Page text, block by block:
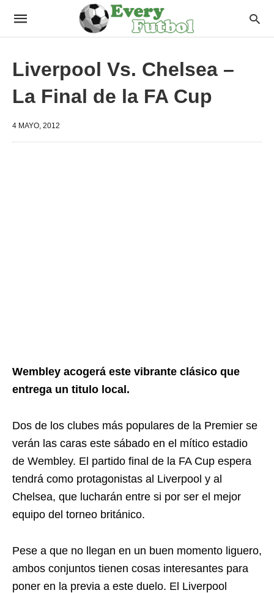
Liverpool Vs. Chelsea –
La Final de la FA Cup
4 MAYO, 2012
Wembley acogerá este vibrante clásico que
entrega un titulo local.
Dos de los clubes más populares de la Premier se
verán las caras este sábado en el mítico estadio
de Wembley. El partido final de la FA Cup espera
tendrá como protagonistas al Liverpool y al
Chelsea, que lucharán entre si por ser el mejor
equipo del torneo británico.
Pese a que no llegan en un buen momento liguero,
ambos conjuntos tienen cosas interesantes para
poner en la previa a este duelo. El Liverpool